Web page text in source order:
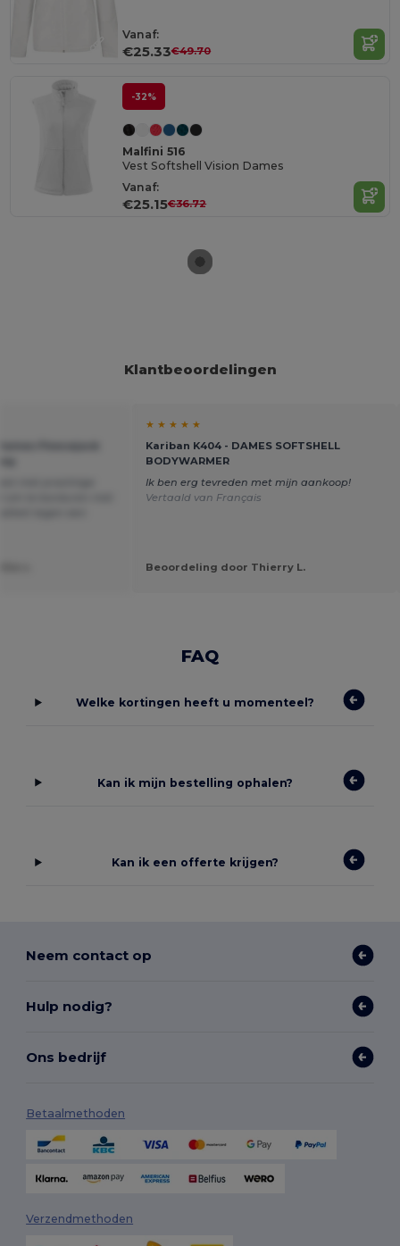
Vanaf:
€25.33€49.70
-32%
Malfini 516
Vest Softshell Vision Dames
Vanaf:
€25.15€36.72
Klantbeoordelingen
★ ★ ★ ★ ★
Kariban K404 - DAMES SOFTSHELL
BODYWARMER
Ik ben erg tevreden met mijn aankoop!
Vertaald van Français
Beoordeling door Thierry L.
FAQ
Welke kortingen heeft u momenteel?
Kan ik mijn bestelling ophalen?
Kan ik een offerte krijgen?
Neem contact op
Hulp nodig?
Ons bedrijf
Betaalmethoden
Verzendmethoden